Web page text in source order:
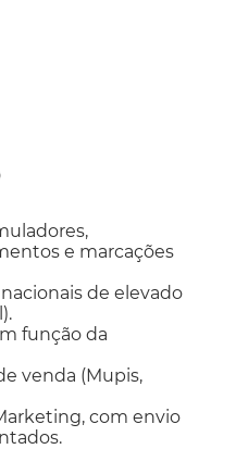
e marcações
de elevado
função da
venda (Mupis,
com envio